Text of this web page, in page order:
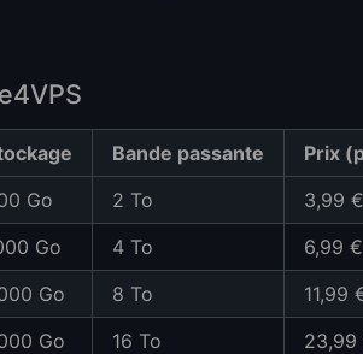
Bande passante
Prix
Go 2 To
3,99 €
Go 4 To
6,99 €
Go 8 To
11,99
Go 16 To
23,99